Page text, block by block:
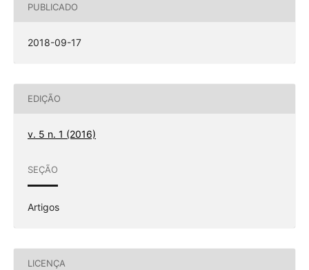
PUBLICADO
2018-09-17
EDIÇÃO
v. 5 n. 1 (2016)
SEÇÃO
Artigos
LICENÇA